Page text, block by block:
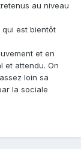
au niveau
est bientôt
et en
et attendu. On
loin sa
la sociale